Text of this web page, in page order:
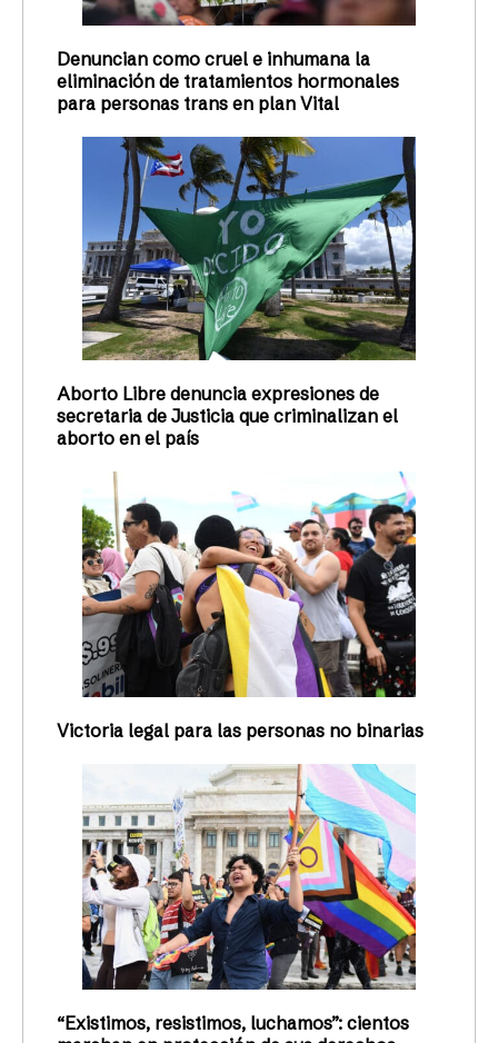
Denuncian como cruel e inhumana la
eliminación de tratamientos hormonales
para personas trans en plan Vital
Aborto Libre denuncia expresiones de
secretaria de Justicia que criminalizan el
aborto en el país
Victoria legal para las personas no binarias
“Existimos, resistimos, luchamos”: cientos